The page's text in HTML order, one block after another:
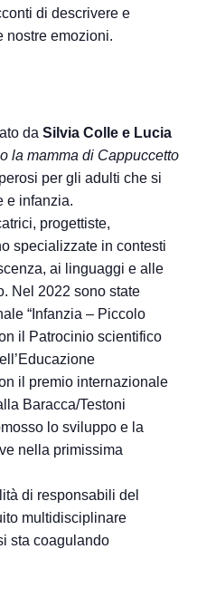
di descrivere e
nostre emozioni.
da Silvia Colle e Lucia
la mamma di Cappuccetto
per gli adulti che si
e infanzia.
progettiste,
specializzate in contesti
ai linguaggi e alle
Nel 2022 sono state
“Infanzia – Piccolo
il Patrocinio scientifico
il premio internazionale
Baracca/Testoni
lo sviluppo e la
nella primissima
di responsabili del
multidisciplinare
sta coagulando